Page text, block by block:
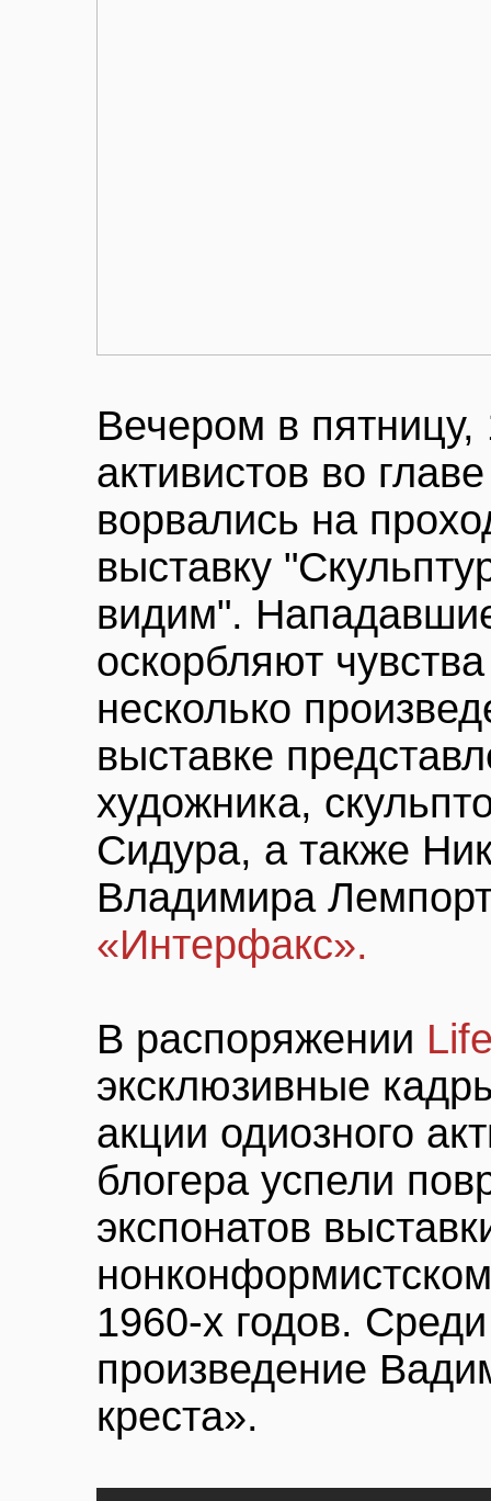
Вечером в пятницу,
активистов во
ворвались на
выставку
видим".
оскорбляют
несколько
выставке
художника,
Сидура, а также
Владимира
«Интерфакс».
В распоряжении
эксклюзивные
акции одиозного
блогера успели
экспонатов
1960-х годов.
произведение
креста».